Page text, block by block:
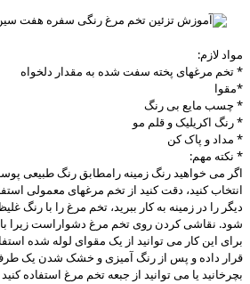
مواد لازم:
* تخم مرغهای پخته سفت شده به مقدار دلخواه
*مقوا
* چسب مایع بی رنگ
* رنگ اکریلیک و قلم مو
* مداد و پاک کن
* نکته مهم:
اگر می خواهید رنگ زمینه رامطابق رنگ طبیعی
انتخاب کنید، دقت کنید از تخم مرغهای معمولی
دیگر را در زمینه به کار ببرید، تخم مرغ را با رنگ
شود. نقاشی کردن روی تخم مرغ دشواراست زیرا
برای این کار می توانید از یک مقوای لوله شده
قرار داده و پس از رنگ آمیزی و خشک شدن یک
بچرخانید یا می توانید از جبعه تخم مرغ استفاده